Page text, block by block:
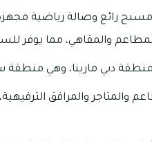
رائع وصالة رياضية
والمقاهي، مما يوفر
والمرافق